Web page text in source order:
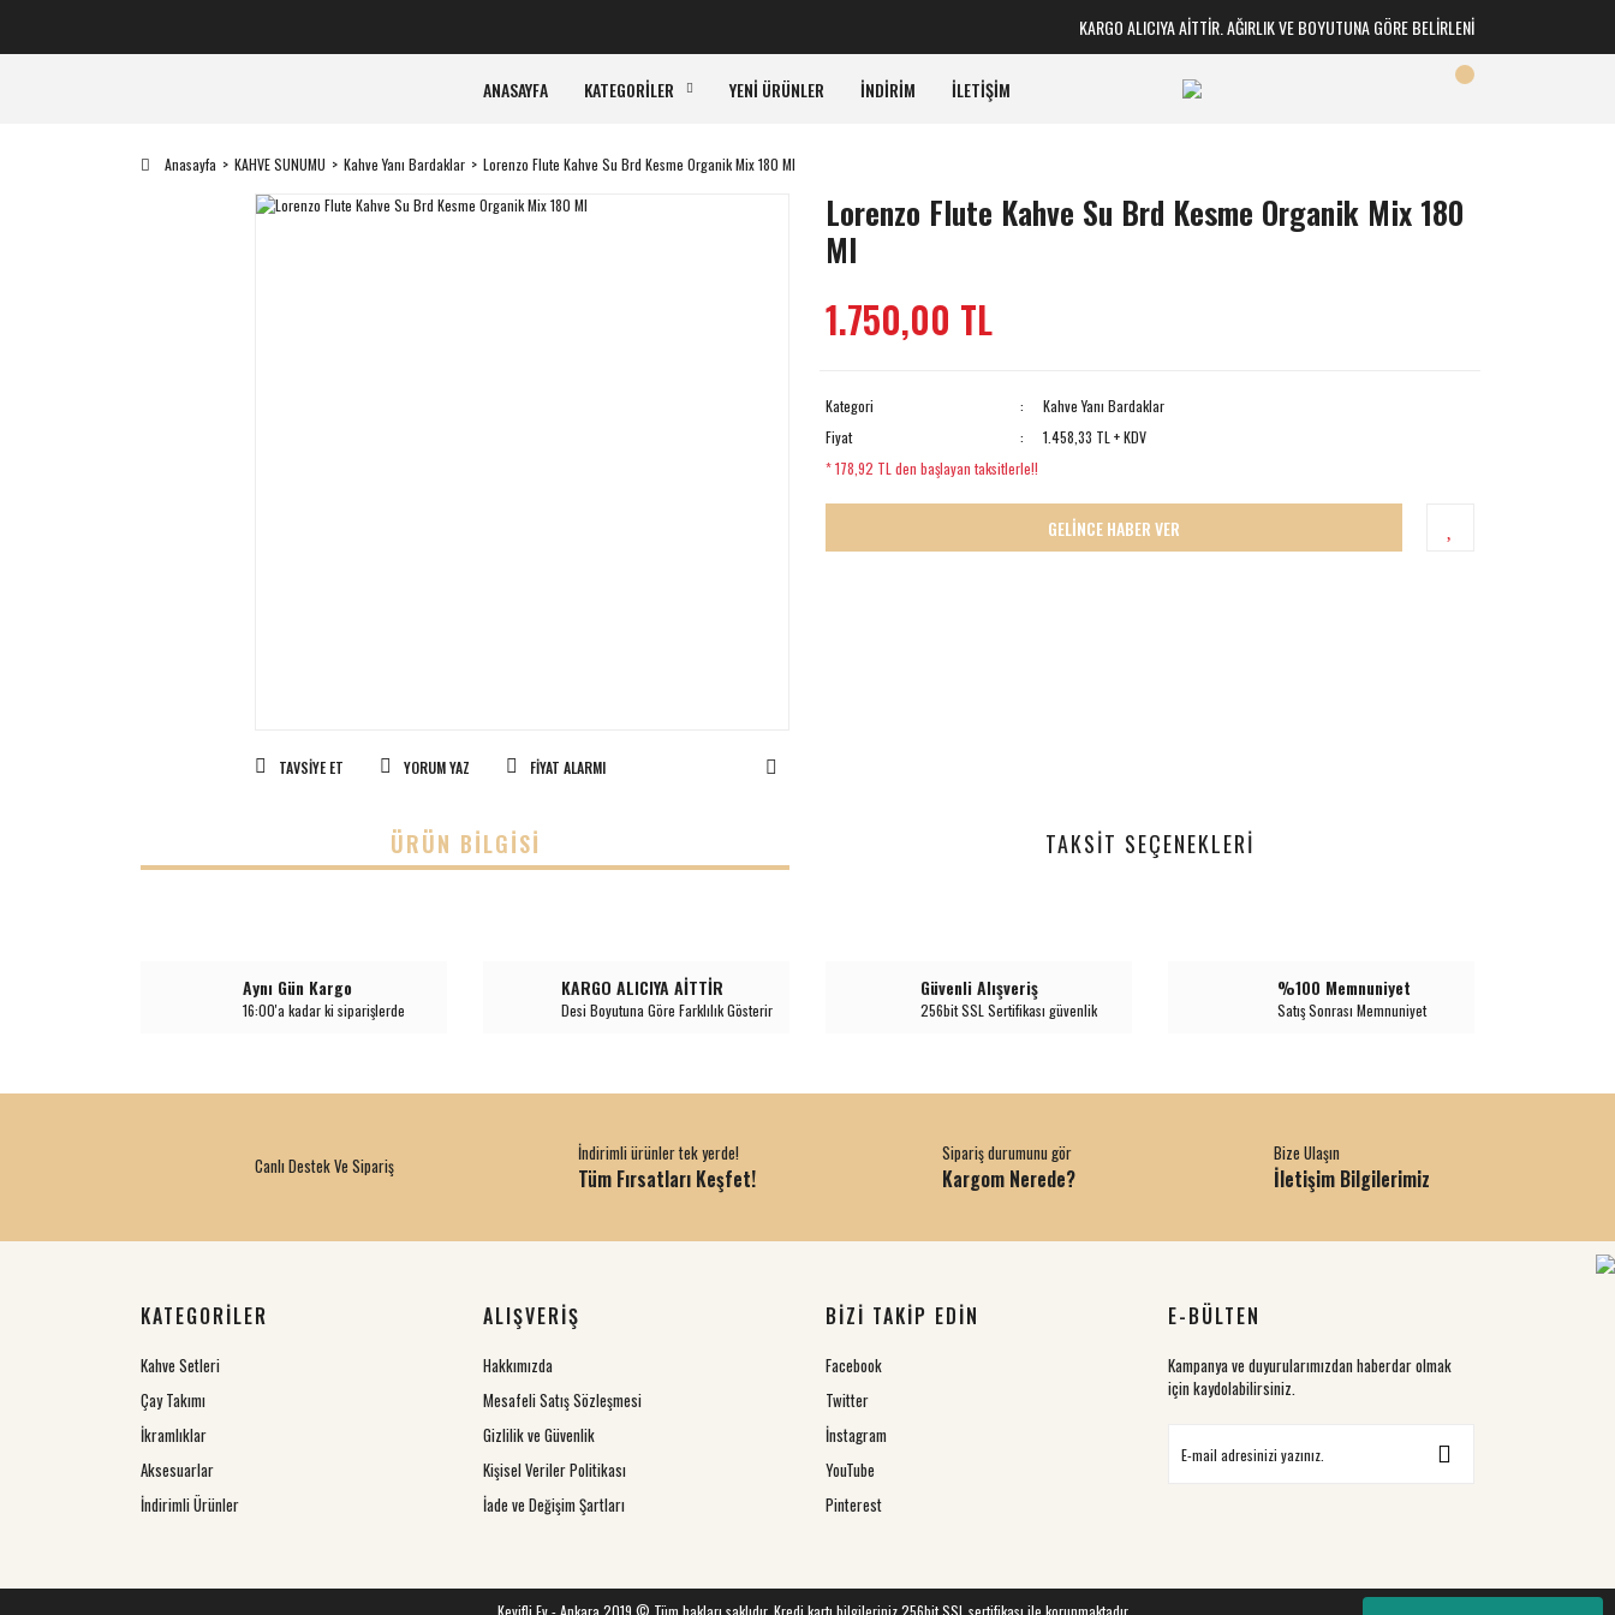
KARGO ALICIYA AİTTİR. AĞIRLIK VE BOYUTUNA GÖRE BELİRLENİR
ANASAYFA KATEGORİLER YENİ ÜRÜNLER İNDİRİM İLETİŞİM
Anasayfa KAHVE SUNUMU Kahve Yanı Bardaklar Lorenzo Flute Kahve Su Brd Kesme Organik Mix 180 Ml
TAVSIYE ET YORUM YAZ FIYAT ALARMI
Lorenzo Flute Kahve Su Brd Kesme Organik Mix 180
Ml
1.750,00 TL
Kategori
Kahve Yanı Bardaklar
Fiyat
1.458,33 TL + KDV
* 178,92 TL den başlayan taksitlerle!!
GELİNCE HABER VER
ÜRÜN BILGISI TAKSIT SEÇENEKLERI
Aynı Gün Kargo
16:00'a kadar ki siparişlerde
KARGO ALICIYA AİTTİR
Desi Boyutuna Göre Farklılık Gösterir
Güvenli Alışveriş
256bit SSL Sertifikası güvenlik
%100 Memnuniyet
Satış Sonrası Memnuniyet
Canlı Destek Ve Sipariş
İndirimli ürünler tek yerde!
Tüm Fırsatları Keşfet!
Sipariş durumunu gör
Kargom Nerede?
Bize Ulaşın
İletişim Bilgilerimiz
KATEGORİLER
Kahve Setleri
Çay Takımı
İkramlıklar
Aksesuarlar
İndirimli Ürünler
ALIŞVERİŞ
Hakkımızda
Mesafeli Satış Sözleşmesi
Gizlilik ve Güvenlik
Kişisel Veriler Politikası
İade ve Değişim Şartları
BİZİ TAKİP EDİN
Facebook
Twitter
İnstagram
YouTube
Pinterest
E-BÜLTEN
Kampanya ve duyurularımızdan haberdar olmak
için kaydolabilirsiniz.
Keyifli Ev - Ankara 2019 © Tüm hakları saklıdır. Kredi kartı bilgileriniz 256bit SSL sertifikası ile korunmaktadır.